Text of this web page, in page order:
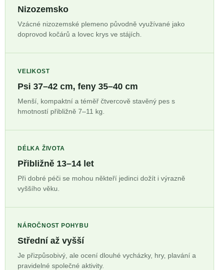
Nizozemsko
Vzácné nizozemské plemeno původně využívané jako
doprovod kočárů a lovec krys ve stájích.
VELIKOST
Psi 37–42 cm, feny 35–40 cm
Menší, kompaktní a téměř čtvercově stavěný pes s
hmotností přibližně 7–11 kg.
DÉLKA ŽIVOTA
Přibližně 13–14 let
Při dobré péči se mohou někteří jedinci dožít i výrazně
vyššího věku.
NÁROČNOST POHYBU
Střední až vyšší
Je přizpůsobivý, ale ocení dlouhé vycházky, hry, plavání a
pravidelné společné aktivity.